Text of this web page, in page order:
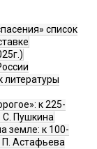
список
литературы
к 225-
С. Пушкина
земле: к 100-
Астафьева